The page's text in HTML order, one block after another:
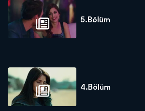
5.Bölüm
4.Bölüm